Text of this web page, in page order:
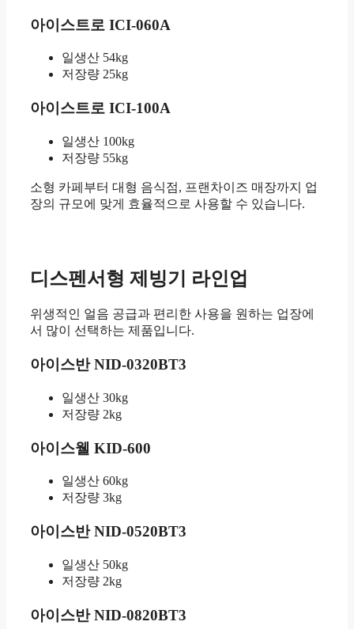
아이스트로 ICI-060A
일생산 54kg
저장량 25kg
아이스트로 ICI-100A
일생산 100kg
저장량 55kg
소형 카페부터 대형 음식점, 프랜차이즈 매장까지 업
장의 규모에 맞게 효율적으로 사용할 수 있습니다.
디스펜서형 제빙기 라인업
위생적인 얼음 공급과 편리한 사용을 원하는 업장에
서 많이 선택하는 제품입니다.
아이스반 NID-0320BT3
일생산 30kg
저장량 2kg
아이스웰 KID-600
일생산 60kg
저장량 3kg
아이스반 NID-0520BT3
일생산 50kg
저장량 2kg
아이스반 NID-0820BT3